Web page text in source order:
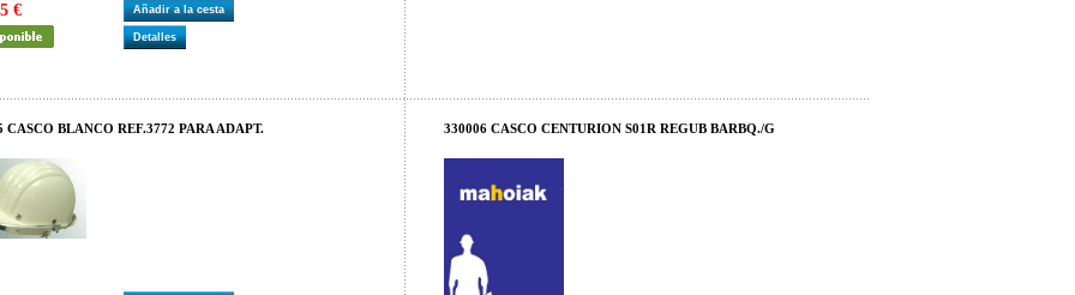
€ Añadir a la cesta
Detalles
CASCO BLANCO REF.3772 PARA ADAPT. 330006 CASCO CENTURION S01R REGUB BARBQ./G